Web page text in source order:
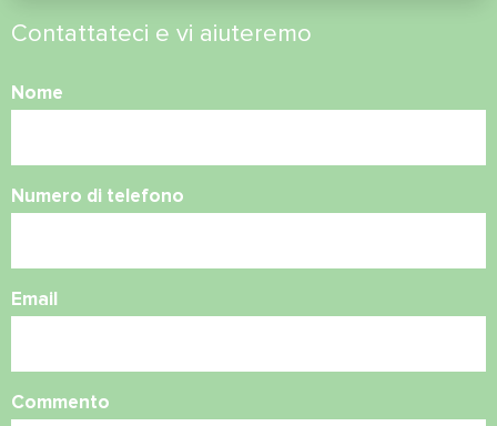
Contattateci e vi aiuteremo
Nome
Numero di telefono
Email
Commento